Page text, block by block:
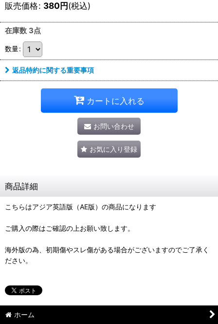
販売価格: 380円(税込)
在庫数 3点
数量:
返品特約に関する重要事項
カートに入れる
お問い合わせ
お気に入り登録
商品詳細
こちらはアジア英語版（AE版）の商品になります
ご購入の際はご確認の上お願い致します。
海外版の為、初期傷やスレ傷がある場合がございますのでご了承く
ださい。
ホーム